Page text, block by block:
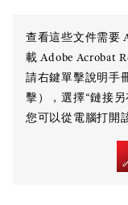
查看這些文件需要
載 Adobe Acrobat
請右鍵單擊說明手
擊），選擇“鏈接
您可以從電腦打開